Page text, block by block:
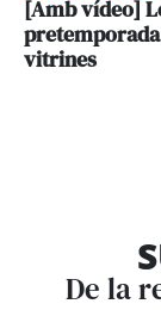
[Amb vídeo]
vitrines
De la